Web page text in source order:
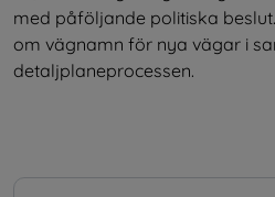
med påföljande politiska
om vägnamn för nya vägar i
detaljplaneprocessen.